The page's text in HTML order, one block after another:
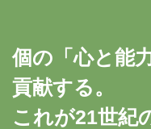
個の「心と能
貢献する。
これが21世紀